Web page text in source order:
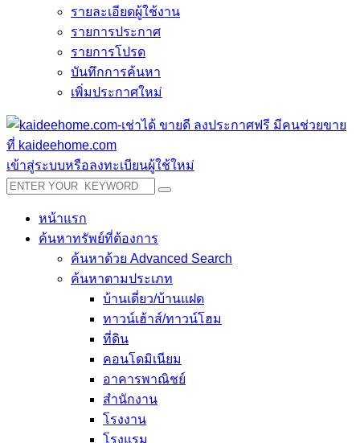
รายละเอียดผู้ใช้งาน
รายการประกาศ
รายการโปรด
บันทึกการค้นหา
เพิ่มประกาศใหม่
เข้าสู่ระบบหรือลงทะเบียนผู้ใช้ใหม่
หน้าแรก
ค้นหาทรัพย์ที่ต้องการ
ค้นหาด้วย Advanced Search
ค้นหาตามประเภท
บ้านเดี่ยว/บ้านแฝด
ทาวน์เฮ้าส์/ทาวน์โฮม
ที่ดิน
คอนโดมิเนียม
อาคารพาณิชย์
สำนักงาน
โรงงาน
โรงแรม